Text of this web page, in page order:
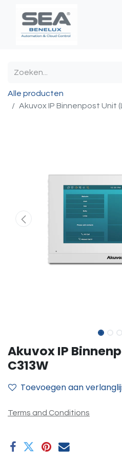
Alle producten
Akuvox IP Binnenpost Unit
Akuvox IP
C313W
Toevoegen aan
Terms and Conditions